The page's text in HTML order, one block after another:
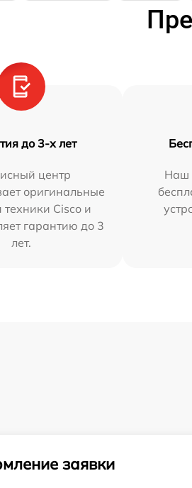
до 3-х лет
центр
оригинальные
техники Cisco и
гарантию до 3
лет.
Наш
заявки